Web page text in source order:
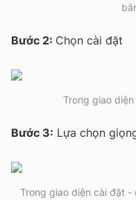
Bước 2: Chọn cài đặt
Trong giao
Bước 3: Lựa chọn
Trong giao diện cài đặt